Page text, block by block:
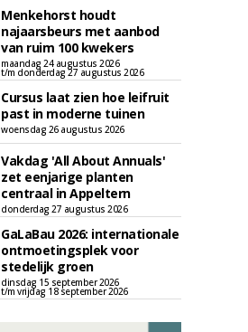
Menkehorst houdt
najaarsbeurs met aanbod
van ruim 100 kwekers
maandag 24 augustus 2026
t/m donderdag 27 augustus 2026
Cursus laat zien hoe leifruit
past in moderne tuinen
woensdag 26 augustus 2026
Vakdag 'All About Annuals'
zet eenjarige planten
centraal in Appeltern
donderdag 27 augustus 2026
GaLaBau 2026: internationale
ontmoetingsplek voor
stedelijk groen
dinsdag 15 september 2026
t/m vrijdag 18 september 2026